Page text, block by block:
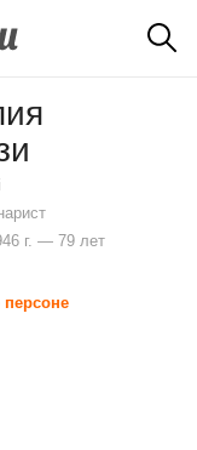
г. — 79 лет
персоне